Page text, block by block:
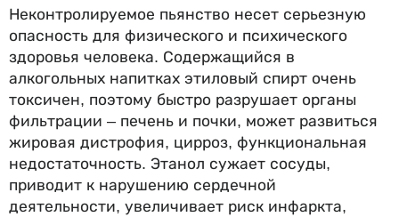
Неконтролируемое пьянство несет серьезную
опасность для физического и психического
здоровья человека. Содержащийся в
алкогольных напитках этиловый спирт очень
токсичен, поэтому быстро разрушает органы
фильтрации – печень и почки, может развиться
жировая дистрофия, цирроз, функциональная
недостаточность. Этанол сужает сосуды,
приводит к нарушению сердечной
деятельности, увеличивает риск инфаркта,